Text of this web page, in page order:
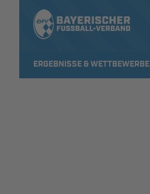
ERGEBNISSE & WETTBEWERBE